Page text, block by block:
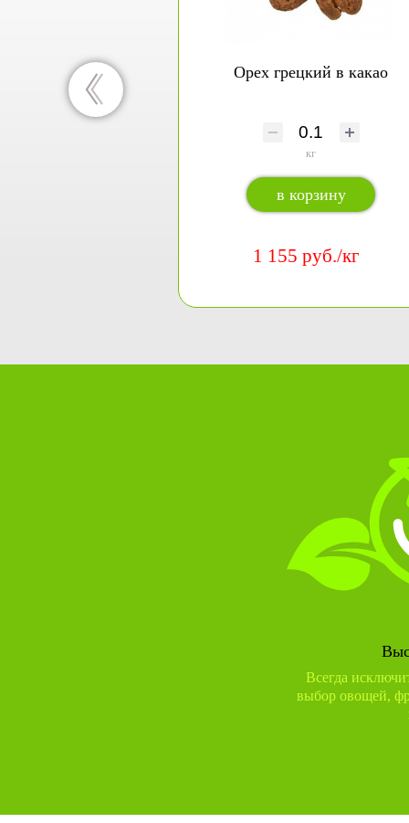
Орех грецкий в какао
кг
в корзину
1 155 руб./кг
Всегда
выбор овощей,